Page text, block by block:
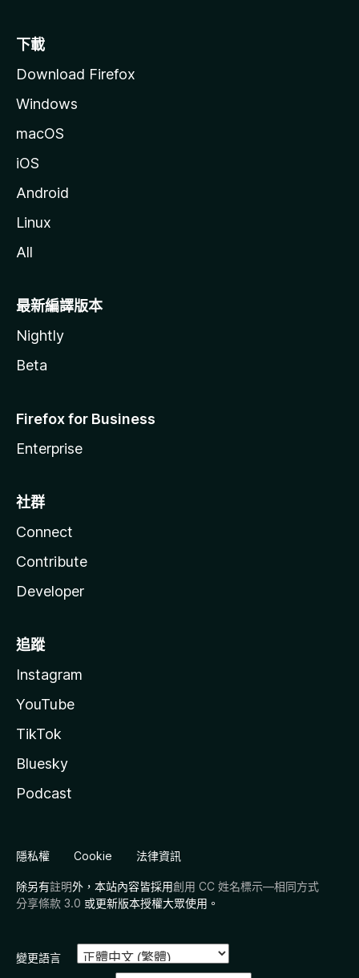
下載
Download Firefox
Windows
macOS
iOS
Android
Linux
All
最新編譯版本
Nightly
Beta
Firefox for Business
Enterprise
社群
Connect
Contribute
Developer
追蹤
Instagram
YouTube
TikTok
Bluesky
Podcast
隱私權 Cookie 法律資訊
除另有註明外，本站內容皆採用創用 CC 姓名標示—相同方式
分享條款 3.0 或更新版本授權大眾使用。
變更語言